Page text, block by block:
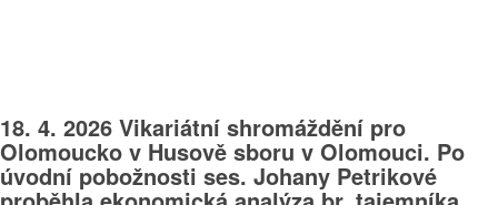
18. 4. 2026 Vikariátní shromáždění pro
Olomoucko v Husově sboru v Olomouci. Po
úvodní pobožnosti ses. Johany Petrikové